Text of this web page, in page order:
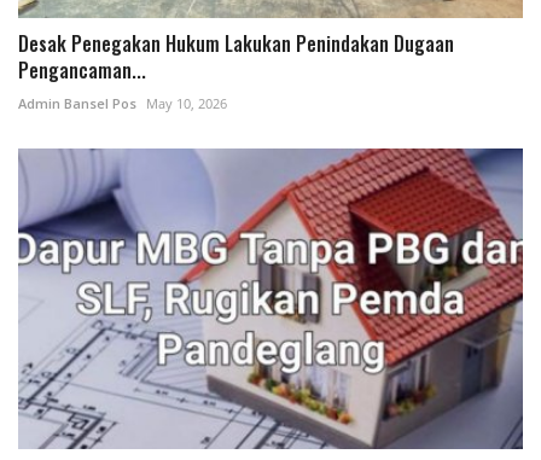
Desak Penegakan Hukum Lakukan Penindakan Dugaan
Pengancaman...
Admin Bansel Pos May 10, 2026